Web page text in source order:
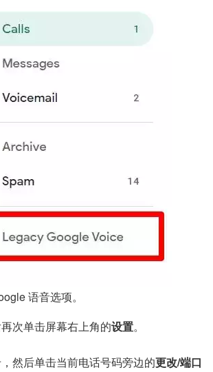
语音选项。
再次单击屏幕右上角的设置。
然后单击当前电话号码旁边的更改/端口